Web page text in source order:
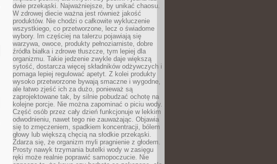
dwie przekąski. Najważniejsze, by unikać chaosu.
W zdrowej diecie ważna jest również jakość
produktów. Nie chodzi o całkowite wykluczenie
wszystkiego, co przetworzone, lecz o świadome
wybory. Im częściej na talerzu pojawiają się
warzywa, owoce, produkty pełnoziarniste, dobre
źródła białka i zdrowe tłuszcze, tym lepiej dla
organizmu. Takie jedzenie zwykle daje większą
sytość, dostarcza więcej składników odżywczych i
pomaga lepiej regulować apetyt. Z kolei produkty
wysoko przetworzone bywają smaczne i wygodne,
ale łatwo zjeść ich za dużo, ponieważ są
zaprojektowane tak, by silnie pobudzać ochotę na
kolejne porcje. Nie można zapominać o piciu wody.
Część osób przez cały dzień funkcjonuje w lekkim
odwodnieniu, nawet tego nie zauważając. Objawia
się to zmęczeniem, spadkiem koncentracji, bólem
głowy lub większą chęcią na słodkie przekąski.
Zdarza się, że organizm myli pragnienie z głodem.
Prosty nawyk trzymania butelki wody w zasięgu
ręki może realnie poprawić samopoczucie. Nie